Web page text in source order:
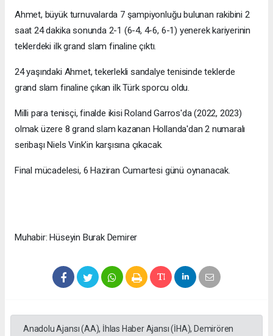
Ahmet, büyük turnuvalarda 7 şampiyonluğu bulunan rakibini 2
saat 24 dakika sonunda 2-1 (6-4, 4-6, 6-1) yenerek kariyerinin
teklerdeki ilk grand slam finaline çıktı.
24 yaşındaki Ahmet, tekerlekli sandalye tenisinde teklerde
grand slam finaline çıkan ilk Türk sporcu oldu.
Milli para tenisçi, finalde ikisi Roland Garros'da (2022, 2023)
olmak üzere 8 grand slam kazanan Hollanda'dan 2 numaralı
seribaşı Niels Vink'in karşısına çıkacak.
Final mücadelesi, 6 Haziran Cumartesi günü oynanacak.
Muhabir: Hüseyin Burak Demirer
Anadolu Ajansı (AA), İhlas Haber Ajansı (İHA), Demirören